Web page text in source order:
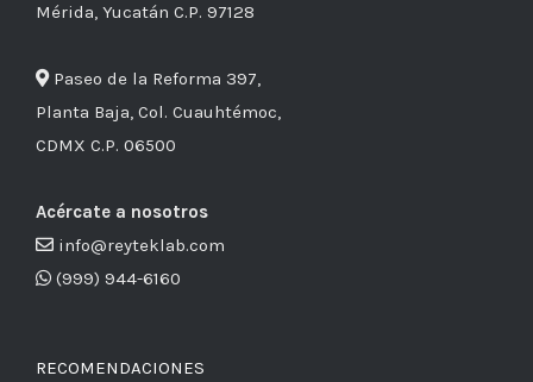
Mérida, Yucatán C.P. 97128
Paseo de la Reforma 397,
Planta Baja, Col. Cuauhtémoc,
CDMX C.P. 06500
Acércate a nosotros
info@reyteklab.com
(999) 944-6160
RECOMENDACIONES